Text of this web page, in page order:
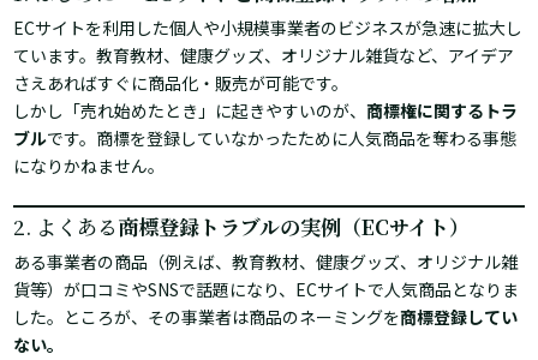
ECサイトを利用した個人や小規模事業者のビジネスが急速に拡大し
ています。教育教材、健康グッズ、オリジナル雑貨など、アイデア
さえあればすぐに商品化・販売が可能です。
しかし「売れ始めたとき」に起きやすいのが、商標権に関するトラ
ブルです。商標を登録していなかったために人気商品を奪わる事態
になりかねません。
2. よくある商標登録トラブルの実例（ECサイト）
ある事業者の商品（例えば、教育教材、健康グッズ、オリジナル雑
貨等）が口コミやSNSで話題になり、ECサイトで人気商品となりま
した。ところが、その事業者は商品のネーミングを商標登録してい
ない。